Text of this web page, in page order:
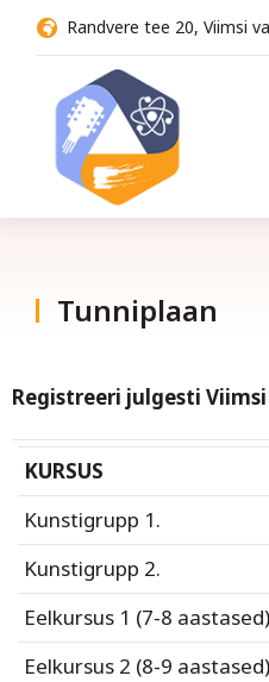
Randvere tee 20, Viimsi
Tunniplaan
Registreeri julgesti
KURSUS
Kunstigrupp 1.
Kunstigrupp 2.
Eelkursus 1 (7-8 aastased)
Eelkursus 2 (8-9 aastased)